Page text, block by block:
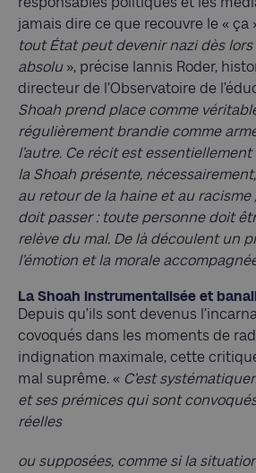
jamais dire ce que recouvre le « ça
tout État peut devenir nazi dès
absolu», précise Iannis Roder,
directeur de l’Observatoire de
Shoah prend place comme
régulièrement brandie comme
l’autre. Ce récit est
la Shoah présente,
au retour de la haine et au racisme
doit passer : toute personne doit
relève du mal. De là découlent un
l’émotion et la morale
La Shoah instrumentalisée et
Depuis qu’ils sont devenus
covoqués dans les moments de
indignation maximale, cette
mal suprême. « C’est
et ses prémices qui sont
réelles
ou supposées, comme si la